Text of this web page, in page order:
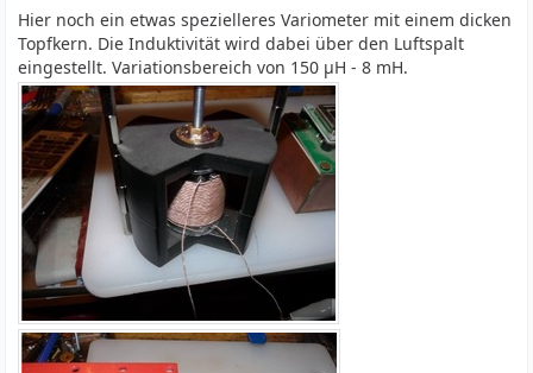
Hier noch ein etwas spezielleres Variometer mit einem dicken
Topfkern. Die Induktivität wird dabei über den Luftspalt
eingestellt. Variationsbereich von 150 µH - 8 mH.